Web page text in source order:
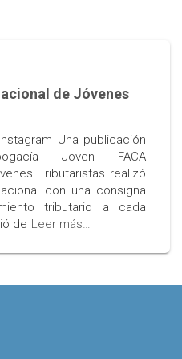
de Jóvenes
Una publicación
Joven FACA
Tributaristas realizó
con una consigna
tributario a cada
de Leer más…